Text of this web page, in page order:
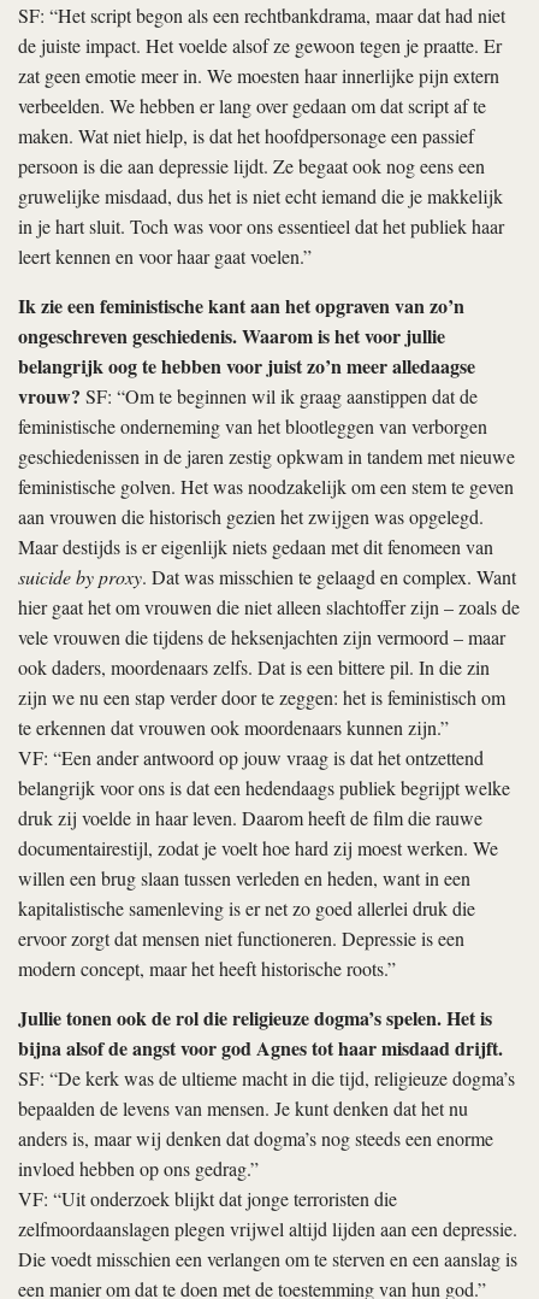
SF: “Het script begon als een rechtbankdrama, maar dat had niet
de juiste impact. Het voelde alsof ze gewoon tegen je praatte. Er
zat geen emotie meer in. We moesten haar innerlijke pijn extern
verbeelden. We hebben er lang over gedaan om dat script af te
maken. Wat niet hielp, is dat het hoofdpersonage een passief
persoon is die aan depressie lijdt. Ze begaat ook nog eens een
gruwelijke misdaad, dus het is niet echt iemand die je makkelijk
in je hart sluit. Toch was voor ons essentieel dat het publiek haar
leert kennen en voor haar gaat voelen.”
Ik zie een feministische kant aan het opgraven van zo’n
ongeschreven geschiedenis. Waarom is het voor jullie
belangrijk oog te hebben voor juist zo’n meer alledaagse
vrouw? SF: “Om te beginnen wil ik graag aanstippen dat de
feministische onderneming van het blootleggen van verborgen
geschiedenissen in de jaren zestig opkwam in tandem met nieuwe
feministische golven. Het was noodzakelijk om een stem te geven
aan vrouwen die historisch gezien het zwijgen was opgelegd.
Maar destijds is er eigenlijk niets gedaan met dit fenomeen van
suicide by proxy. Dat was misschien te gelaagd en complex. Want
hier gaat het om vrouwen die niet alleen slachtoffer zijn – zoals de
vele vrouwen die tijdens de heksenjachten zijn vermoord – maar
ook daders, moordenaars zelfs. Dat is een bittere pil. In die zin
zijn we nu een stap verder door te zeggen: het is feministisch om
te erkennen dat vrouwen ook moordenaars kunnen zijn.”
VF: “Een ander antwoord op jouw vraag is dat het ontzettend
belangrijk voor ons is dat een hedendaags publiek begrijpt welke
druk zij voelde in haar leven. Daarom heeft de film die rauwe
documentairestijl, zodat je voelt hoe hard zij moest werken. We
willen een brug slaan tussen verleden en heden, want in een
kapitalistische samenleving is er net zo goed allerlei druk die
ervoor zorgt dat mensen niet functioneren. Depressie is een
modern concept, maar het heeft historische roots.”
Jullie tonen ook de rol die religieuze dogma’s spelen. Het is
bijna alsof de angst voor god Agnes tot haar misdaad drijft.
SF: “De kerk was de ultieme macht in die tijd, religieuze dogma’s
bepaalden de levens van mensen. Je kunt denken dat het nu
anders is, maar wij denken dat dogma’s nog steeds een enorme
invloed hebben op ons gedrag.”
VF: “Uit onderzoek blijkt dat jonge terroristen die
zelfmoordaanslagen plegen vrijwel altijd lijden aan een depressie.
Die voedt misschien een verlangen om te sterven en een aanslag is
een manier om dat te doen met de toestemming van hun god.”